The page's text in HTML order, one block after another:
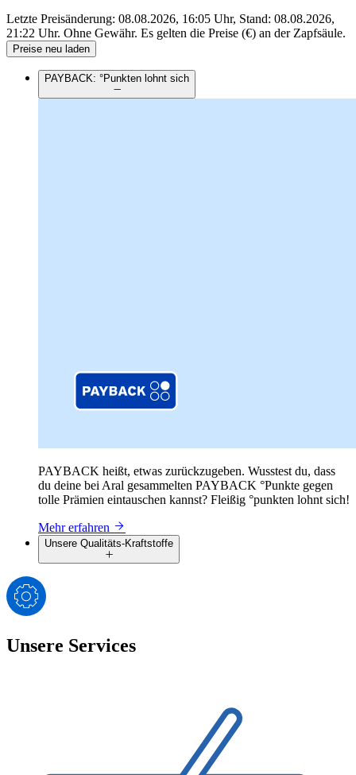
Letzte Preisänderung: 08.08.2026, 16:05 Uhr, Stand: 08.08.2026,
21:22 Uhr. Ohne Gewähr. Es gelten die Preise (€) an der Zapfsäule.
Preise neu laden
PAYBACK: °Punkten lohnt sich
PAYBACK heißt, etwas zurückzugeben. Wusstest du, dass
du deine bei Aral gesammelten PAYBACK °Punkte gegen
tolle Prämien eintauschen kannst? Fleißig °punkten lohnt sich!
Mehr erfahren
Unsere Qualitäts-Kraftstoffe
Unsere Services